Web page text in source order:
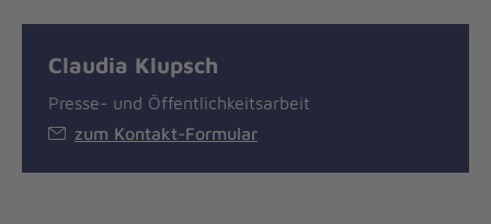
Claudia Klupsch
Presse- und Öffentlichkeitsarbeit
zum Kontakt-Formular